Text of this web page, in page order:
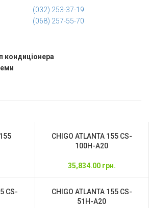
(032) 253-37-19
(068) 257-55-70
кондиціонера
CHIGO ATLANTA 155 CS-
100H-A20
35,834.00 грн.
CS-
CHIGO ATLANTA 155 CS-
51H-A20